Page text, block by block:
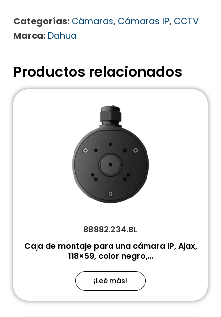
Categorías: Cámaras, Cámaras IP, CCTV
Marca: Dahua
Productos relacionados
88882.234.BL
Caja de montaje para una cámara IP, Ajax,
118×59, color negro,...
¡Leé más!